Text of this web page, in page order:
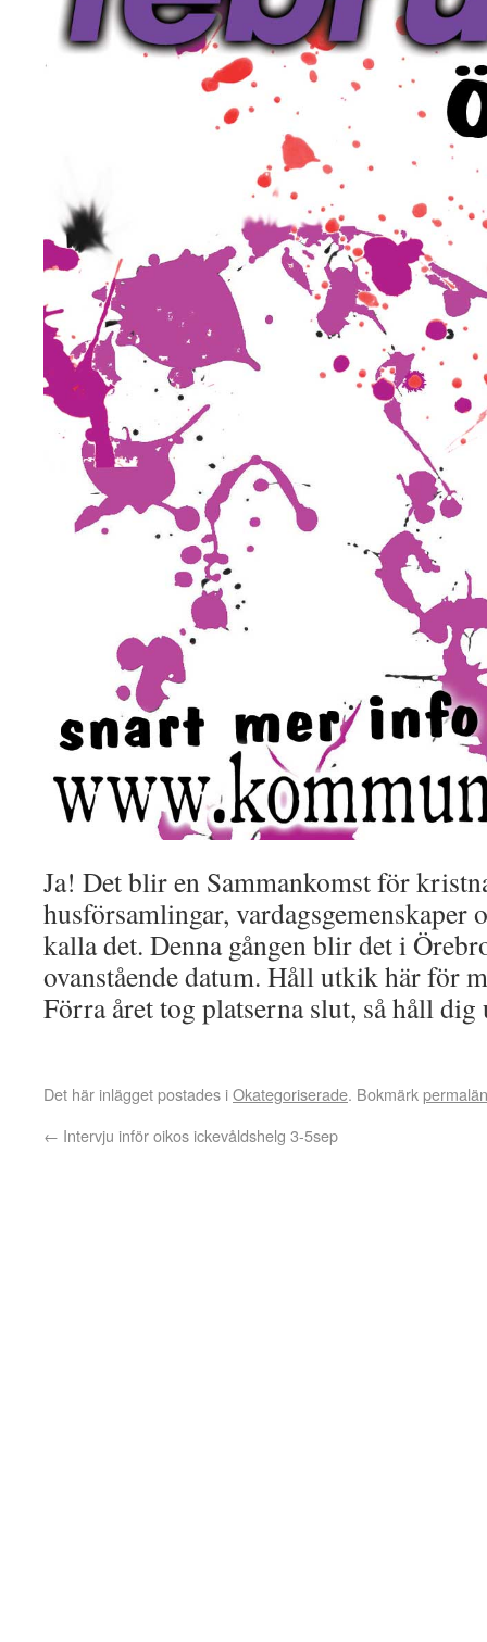
Ja! Det blir en Sammankomst för
husförsamlingar, vardagsgemenskaper
kalla det. Denna gången blir det i
ovanstående datum. Håll utkik här för
Förra året tog platserna slut, så håll dig
Det här inlägget postades iOkategoriserade. Bokmärk
← Intervju inför oikos ickevåldshelg 3-5sep